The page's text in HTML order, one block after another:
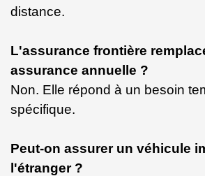
distance.
L'assurance frontière
assurance annuelle ?
Non. Elle répond à un besoin
spécifique.
Peut-on assurer un véhicule
l'étranger ?